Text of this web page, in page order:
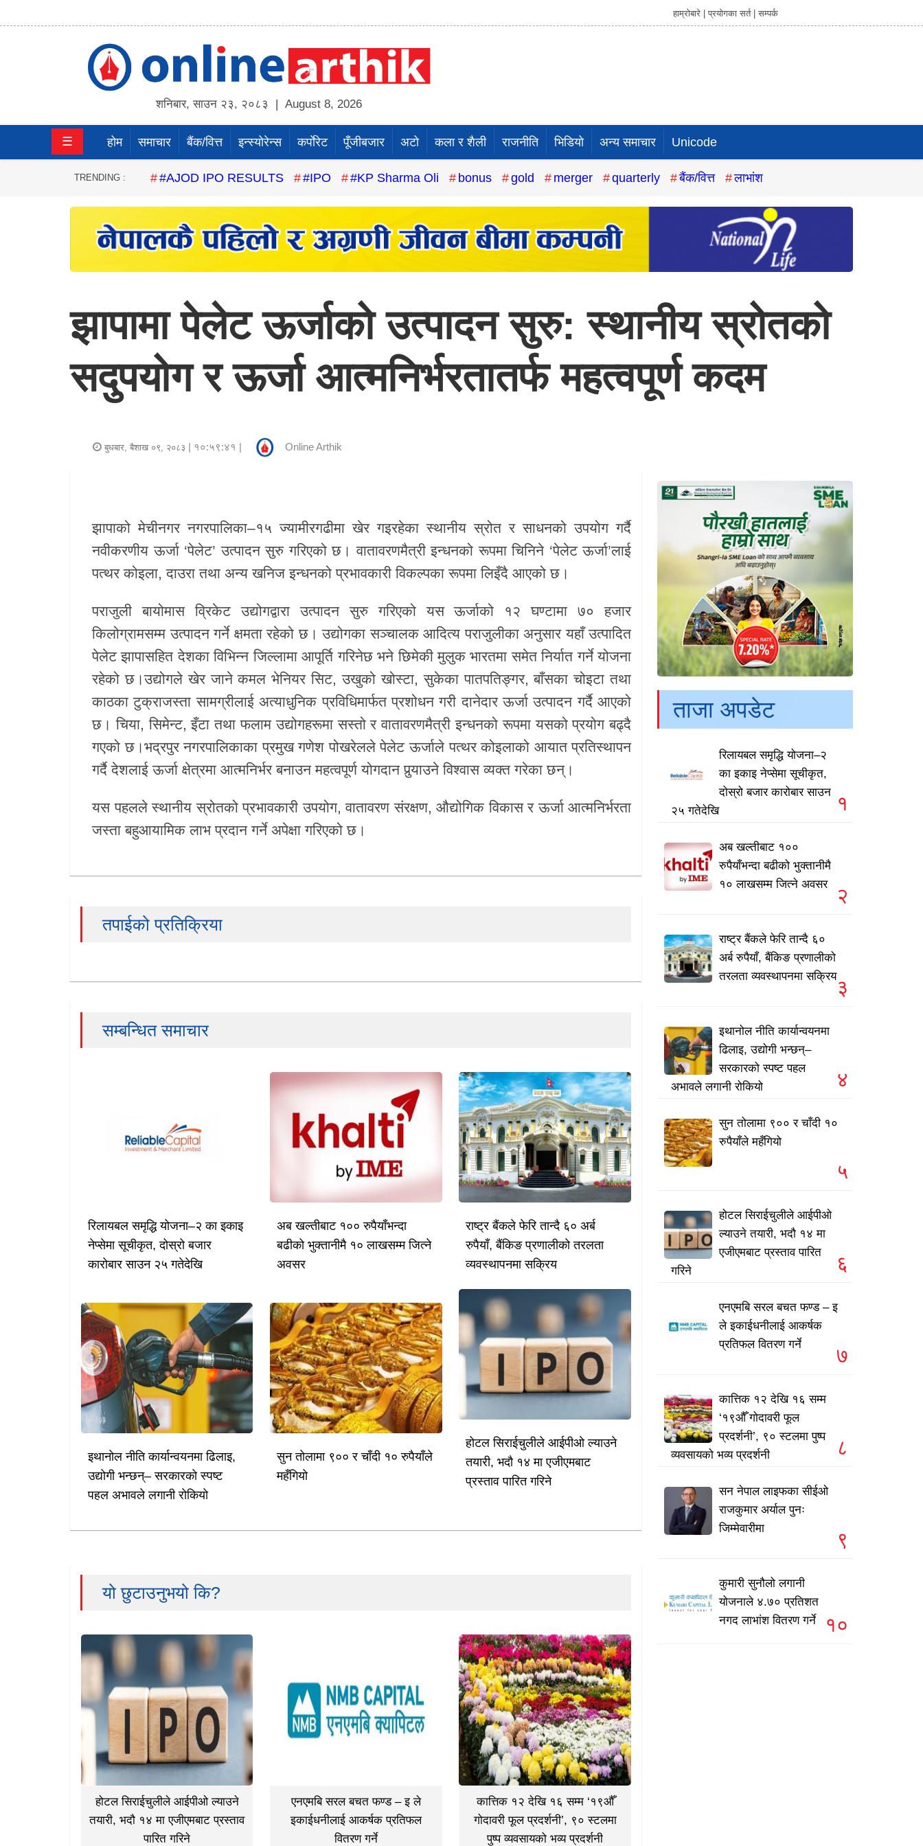
हाम्रोबारे | प्रयोगका सर्त | सम्पर्क
शनिबार,साउन २३, २०८३ | August 8, 2026
बैंक/
☰ होम समाचार बैंक/वित्त इन्स्योरेन्स कर्पाेरेट पूँजीबजार अटो कला र शैली राजनीति भिडियो अन्य समाचार Unicode
TRENDING : #AJOD IPO RESULTS #IPO #KP Sharma Oli bonus gold merger quarterly बैंक/वित्त लाभांश
झापामा पेलेट ऊर्जाको उत्पादन सुरु: स्थानीय स्रोतको
सदुपयोग र ऊर्जा आत्मनिर्भरतातर्फ महत्वपूर्ण कदम
बुधबार, बैशाख ०९, २०८३ | १०:५९:४१ | Online Arthik
झापाको मेचीनगर नगरपालिका–१५ ज्यामीरगढीमा खेर गइरहेका स्थानीय स्रोत र साधनको उपयोग गर्दै
नवीकरणीय ऊर्जा ‘पेलेट’ उत्पादन सुरु गरिएको छ। वातावरणमैत्री इन्धनको रूपमा चिनिने ‘पेलेट ऊर्जा’लाई
पत्थर कोइला, दाउरा तथा अन्य खनिज इन्धनको प्रभावकारी विकल्पका रूपमा लिइँदै आएको छ।
पराजुली बायोमास व्रिकेट उद्योगद्वारा उत्पादन सुरु गरिएको यस ऊर्जाको १२ घण्टामा ७० हजार
किलोग्रामसम्म उत्पादन गर्ने क्षमता रहेको छ। उद्योगका सञ्चालक आदित्य पराजुलीका अनुसार यहाँ उत्पादित
पेलेट झापासहित देशका विभिन्न जिल्लामा आपूर्ति गरिनेछ भने छिमेकी मुलुक भारतमा समेत निर्यात गर्ने योजना
रहेको छ।उद्योगले खेर जाने कमल भेनियर सिट, उखुको खोस्टा, सुकेका पातपतिङ्गर, बाँसका चोइटा तथा
काठका टुक्राजस्ता सामग्रीलाई अत्याधुनिक प्रविधिमार्फत प्रशोधन गरी दानेदार ऊर्जा उत्पादन गर्दै आएको
छ। चिया, सिमेन्ट, इँटा तथा फलाम उद्योगहरूमा सस्तो र वातावरणमैत्री इन्धनको रूपमा यसको प्रयोग बढ्दै
गएको छ।भद्रपुर नगरपालिकाका प्रमुख गणेश पोखरेलले पेलेट ऊर्जाले पत्थर कोइलाको आयात प्रतिस्थापन
गर्दै देशलाई ऊर्जा क्षेत्रमा आत्मनिर्भर बनाउन महत्वपूर्ण योगदान पुर्‍याउने विश्वास व्यक्त गरेका छन्।
यस पहलले स्थानीय स्रोतको प्रभावकारी उपयोग, वातावरण संरक्षण, औद्योगिक विकास र ऊर्जा आत्मनिर्भरता
जस्ता बहुआयामिक लाभ प्रदान गर्ने अपेक्षा गरिएको छ।
तपाईको प्रतिक्रिया
सम्बन्धित समाचार
रिलायबल समृद्धि योजना–२ का इकाइ
नेप्सेमा सूचीकृत, दोस्रो बजार
कारोबार साउन २५ गतेदेखि
अब खल्तीबाट १०० रुपैयाँभन्दा
बढीको भुक्तानीमै १० लाखसम्म जित्ने
अवसर
राष्ट्र बैंकले फेरि तान्दै ६० अर्ब
रुपैयाँ, बैंकिङ प्रणालीको तरलता
व्यवस्थापनमा सक्रिय
इथानोल नीति कार्यान्वयनमा ढिलाइ,
उद्योगी भन्छन्– सरकारको स्पष्ट
पहल अभावले लगानी रोकियो
सुन तोलामा ९०० र चाँदी १० रुपैयाँले
महँगियो
होटल सिराईचुलीले आईपीओ ल्याउने
तयारी, भदौ १४ मा एजीएमबाट
प्रस्ताव पारित गरिने
यो छुटाउनुभयो कि?
होटल सिराईचुलीले आईपीओ ल्याउने
तयारी, भदौ १४ मा एजीएमबाट प्रस्ताव
पारित गरिने
एनएमबि सरल बचत फण्ड – इ ले
इकाईधनीलाई आकर्षक प्रतिफल
वितरण गर्ने
कात्तिक १२ देखि १६ सम्म ‘१९औँ
गोदावरी फूल प्रदर्शनी’, ९० स्टलमा
पुष्प व्यवसायको भव्य प्रदर्शनी
ताजा अपडेट
रिलायबल समृद्धि योजना–२
का इकाइ नेप्सेमा सूचीकृत,
दोस्रो बजार कारोबार साउन
२५ गतेदेखि
१
अब खल्तीबाट १००
रुपैयाँभन्दा बढीको भुक्तानीमै
१० लाखसम्म जित्ने अवसर
२
राष्ट्र बैंकले फेरि तान्दै ६०
अर्ब रुपैयाँ, बैंकिङ प्रणालीको
तरलता व्यवस्थापनमा सक्रिय३
इथानोल नीति कार्यान्वयनमा
ढिलाइ, उद्योगी भन्छन्–
सरकारको स्पष्ट पहल
अभावले लगानी रोकियो
४
सुन तोलामा ९०० र चाँदी १०
रुपैयाँले महँगियो
५
होटल सिराईचुलीले आईपीओ
ल्याउने तयारी, भदौ १४ मा
एजीएमबाट प्रस्ताव पारित
गरिने
६
एनएमबि सरल बचत फण्ड – इ
ले इकाईधनीलाई आकर्षक
प्रतिफल वितरण गर्ने
७
कात्तिक १२ देखि १६ सम्म
‘१९औँ गोदावरी फूल
प्रदर्शनी’, ९० स्टलमा पुष्प
व्यवसायको भव्य प्रदर्शनी
८
सन नेपाल लाइफका सीईओ
राजकुमार अर्याल पुनः
जिम्मेवारीमा
९
कुमारी सुनौलो लगानी
योजनाले ४.७० प्रतिशत
नगद लाभांश वितरण गर्ने
१०